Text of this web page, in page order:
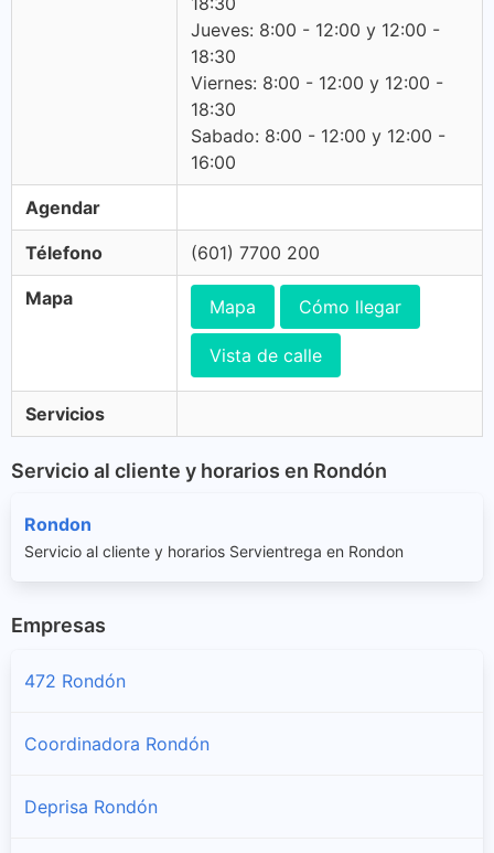
Jueves: 8:00 - 12:00 y 12:00 -
18:30
Viernes: 8:00 - 12:00 y 12:00 -
18:30
Sabado: 8:00 - 12:00 y 12:00 -
16:00
Agendar
Télefono (601) 7700 200
Mapa Mapa Cómo llegar
Vista de calle
Servicios
Servicio al cliente y horarios en Rondón
Rondon
Servicio al cliente y horarios Servientrega en Rondon
Empresas
472 Rondón
Coordinadora Rondón
Deprisa Rondón